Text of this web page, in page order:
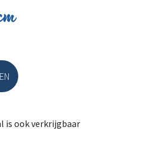
is ook verkrijgbaar